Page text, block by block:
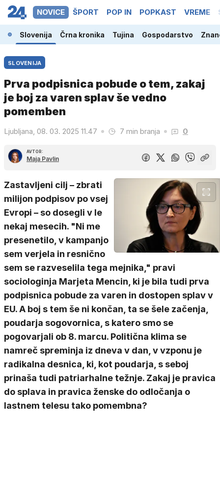
NOVICE ŠPORT POP IN POPKAST VREME
Slovenija Črna kronika Tujina Gospodarstvo
SLOVENIJA
Prva podpisnica pobude o tem, zakaj
je boj za varen splav še vedno
pomemben
Ljubljana, 08. 03. 2025 11.47 7 min branja 0
AVTOR:
Maja Pavlin
Zastavljeni cilj – zbrati
milijon podpisov po vsej
Evropi – so dosegli v le
nekaj mesecih. "Ni me
presenetilo, v kampanjo
sem verjela in resnično
sem se razveselila tega mejnika," pravi
sociologinja Marjeta Mencin, ki je bila tudi prva
podpisnica pobude za varen in dostopen splav v
EU. A boj s tem še ni končan, ta se šele začenja,
poudarja sogovornica, s katero smo se
pogovarjali ob 8. marcu. Politična klima se
namreč spreminja iz dneva v dan, v vzponu je
radikalna desnica, ki, kot poudarja, s seboj
prinaša tudi patriarhalne težnje. Zakaj je pravica
do splava in pravica ženske do odločanja o
lastnem telesu tako pomembna?